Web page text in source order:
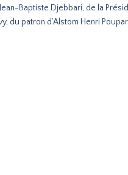
Baptiste Djebbari, de la
du patron d’Alstom Henri